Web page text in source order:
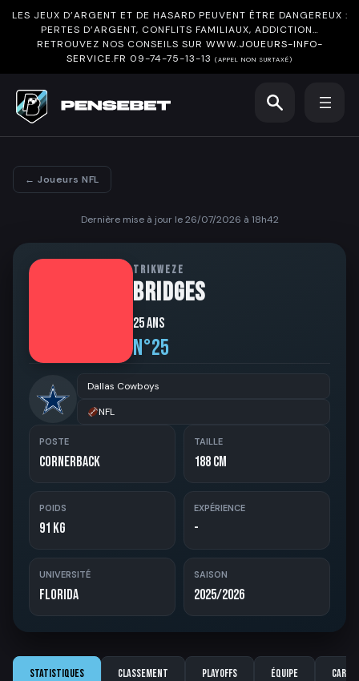
LES JEUX D’ARGENT ET DE HASARD PEUVENT ÊTRE DANGEREUX :
PERTES D’ARGENT, CONFLITS FAMILIAUX, ADDICTION…
RETROUVEZ NOS CONSEILS SUR WWW.JOUEURS-INFO-
SERVICE.FR 09-74-75-13-13 (APPEL NON SURTAXÉ)
← Joueurs NFL
Dernière mise à jour le 26/07/2026 à 18h42
TRIKWEZE
BRIDGES
25 ans
N°25
Dallas Cowboys
NFL
POSTE
Cornerback
TAILLE
188 cm
POIDS
91 kg
EXPÉRIENCE
-
UNIVERSITÉ
Florida
SAISON
2025/2026
Statistiques Classement Playoffs Équipe